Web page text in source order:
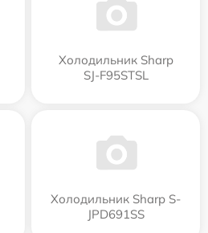
Холодильник Sharp
SJ-F95STSL
Холодильник Sharp S-
JPD691SS